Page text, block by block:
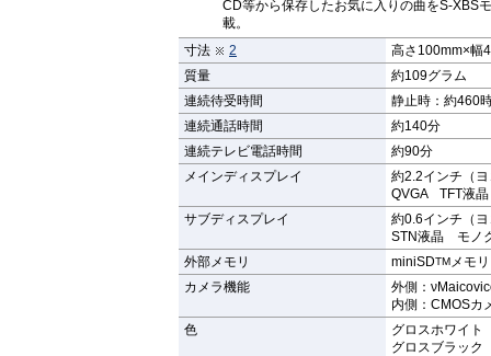
CD等から保存したお気に入りの曲をS-XBS
載。
寸法
2
高さ100mm×幅
質量
約109グラム
連続待受時間
静止時：約460
連続通話時間
約140分
連続テレビ電話時間
約90分
メインディスプレイ
約2.2インチ（
QVGA TFT液
サブディスプレイ
約0.6インチ（
STN液晶 モノ
外部メモリ
miniSDTM メモ
カメラ機能
外側：
内側：CMOSカ
色
グロスホワイト
グロスブラック